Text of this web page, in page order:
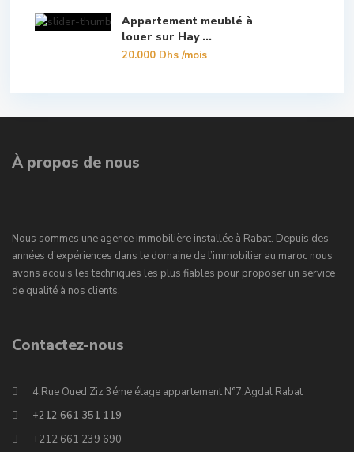
Appartement meublé à
louer sur Hay ...
20.000 Dhs/mois
À propos de nous
Nous sommes une agence immobilière installée à Rabat. Depuis des
années d’expériences dans le domaine de l’immobilier au maroc nous
avons acquis les techniques les plus fiables pour proposer un service
de qualité à nos clients.
Contactez-nous
4,Rue Oued Ziz 3éme étage appartement N°7,Agdal Rabat
+212 661 351 119
+212 661 239 690